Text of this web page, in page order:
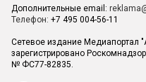
Дополнительные email:
Телефон: +7 495 004-56-11
Сетевое издание Медиапортал
зарегистрировано
№ ФС77-82835.